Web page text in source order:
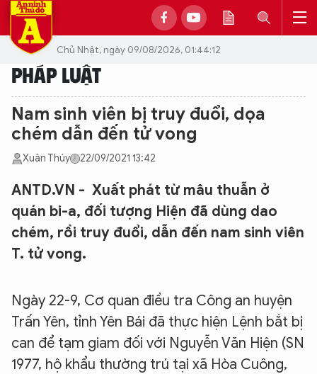
Chủ Nhật, ngày 09/08/2026, 01:44:12
PHÁP LUẬT
Nam sinh viên bị truy đuổi, dọa
chém dẫn đến tử vong
Xuân Thúy 22/09/2021 13:42
ANTD.VN - Xuất phát từ mâu thuẫn ở
quán bi-a, đối tượng Hiện đã dùng dao
chém, rồi truy đuổi, dẫn đến nam sinh viên
T. tử vong.
Ngày 22-9, Cơ quan điều tra Công an huyện
Trấn Yên, tỉnh Yên Bái đã thực hiện Lệnh bắt bị
can để tạm giam đối với Nguyễn Văn Hiện (SN
1977, hộ khẩu thường trú tại xã Hòa Cuông,